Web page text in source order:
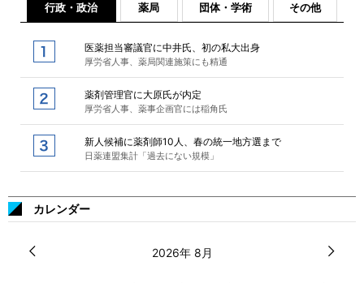
行政・政治 薬局 団体・学術 その他
医薬担当審議官に中井氏、初の私大出身
厚労省人事、薬局関連施策にも精通
薬剤管理官に大原氏が内定
厚労省人事、薬事企画官には稲角氏
新人候補に薬剤師10人、春の統一地方選まで
日薬連盟集計「過去にない規模」
カレンダー
2026年 8月